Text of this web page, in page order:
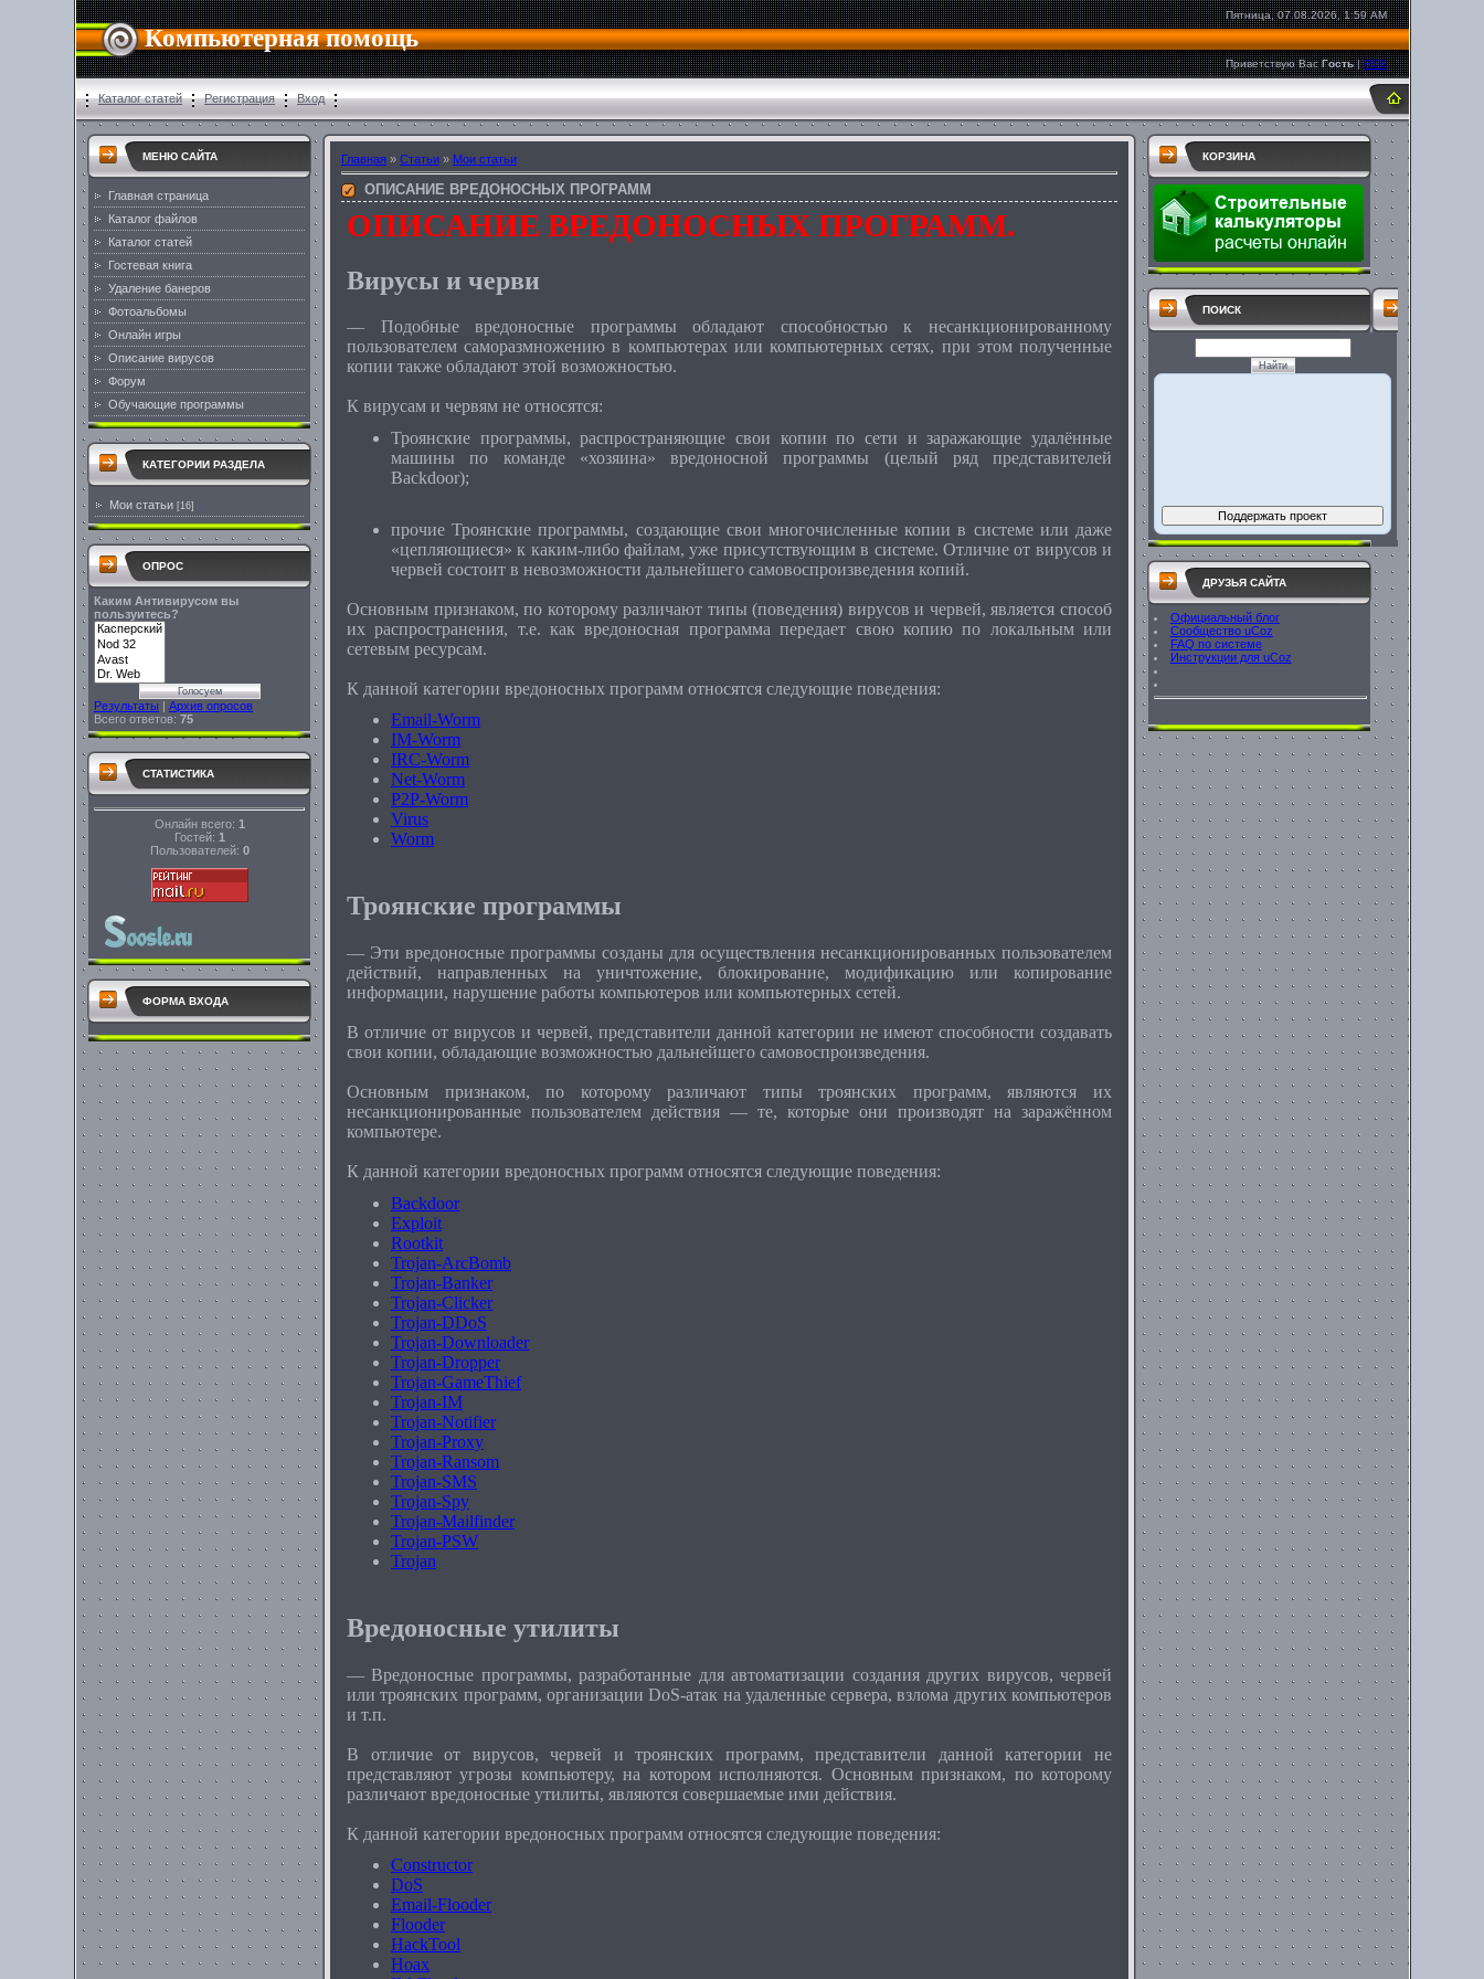
Компьютерная помощь
Пятница, 07.08.2026, 1:59 AM
Приветствую Вас Гость|RSS
Каталог статей Регистрация Вход
МЕНЮ САЙТА
Главная страница
Каталог файлов
Каталог статей
Гостевая книга
Удаление банеров
Фотоальбомы
Онлайн игры
Описание вирусов
Форум
Обучающие программы
КАТЕГОРИИ РАЗДЕЛА
Мои статьи [16]
ОПРОС
Каким Антивирусом вы
пользуитесь?
Результаты | Архив опросов
Всего ответов: 75
СТАТИСТИКА
Онлайн всего: 1
Гостей: 1
Пользователей: 0
ФОРМА ВХОДА
Главная » Статьи » Мои статьи
ОПИСАНИЕ ВРЕДОНОСНЫХ ПРОГРАММ
ОПИСАНИЕ ВРЕДОНОСНЫХ ПРОГРАММ.
Вирусы и черви
— Подобные вредоносные программы обладают способностью к несанкционированному
пользователем саморазмножению в компьютерах или компьютерных сетях, при этом полученные
копии также обладают этой возможностью.
К вирусам и червям не относятся:
Троянские программы, распространяющие свои копии по сети и заражающие удалённые
машины по команде «хозяина» вредоносной программы (целый ряд представителей
Backdoor);
прочие Троянские программы, создающие свои многочисленные копии в системе или даже
«цепляющиеся» к каким-либо файлам, уже присутствующим в системе. Отличие от вирусов и
червей состоит в невозможности дальнейшего самовоспроизведения копий.
Основным признаком, по которому различают типы (поведения) вирусов и червей, является способ
их распространения, т.е. как вредоносная программа передает свою копию по локальным или
сетевым ресурсам.
К данной категории вредоносных программ относятся следующие поведения:
Email-Worm
IM-Worm
IRC-Worm
Net-Worm
P2P-Worm
Virus
Worm
Троянские программы
— Эти вредоносные программы созданы для осуществления несанкционированных пользователем
действий, направленных на уничтожение, блокирование, модификацию или копирование
информации, нарушение работы компьютеров или компьютерных сетей.
В отличие от вирусов и червей, представители данной категории не имеют способности создавать
свои копии, обладающие возможностью дальнейшего самовоспроизведения.
Основным признаком, по которому различают типы троянских программ, являются их
несанкционированные пользователем действия — те, которые они производят на заражённом
компьютере.
К данной категории вредоносных программ относятся следующие поведения:
Backdoor
Exploit
Rootkit
Trojan-ArcBomb
Trojan-Banker
Trojan-Clicker
Trojan-DDoS
Trojan-Downloader
Trojan-Dropper
Trojan-GameThief
Trojan-IM
Trojan-Notifier
Trojan-Proxy
Trojan-Ransom
Trojan-SMS
Trojan-Spy
Trojan-Mailfinder
Trojan-PSW
Trojan
Вредоносные утилиты
— Вредоносные программы, разработанные для автоматизации создания других вирусов, червей
или троянских программ, организации DoS-атак на удаленные сервера, взлома других компьютеров
и т.п.
В отличие от вирусов, червей и троянских программ, представители данной категории не
представляют угрозы компьютеру, на котором исполняются. Основным признаком, по которому
различают вредоносные утилиты, являются совершаемые ими действия.
К данной категории вредоносных программ относятся следующие поведения:
Constructor
DoS
Email-Flooder
Flooder
HackTool
Hoax
КОРЗИНА
ПОИСК
ДРУЗЬЯ САЙТА
Официальный блог
Сообщество uCoz
FAQ по системе
Инструкции для uCoz